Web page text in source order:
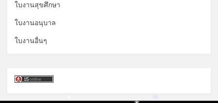
ใบงานสุขศึกษา
ใบงานอนุบาล
ใบงานอื่นๆ